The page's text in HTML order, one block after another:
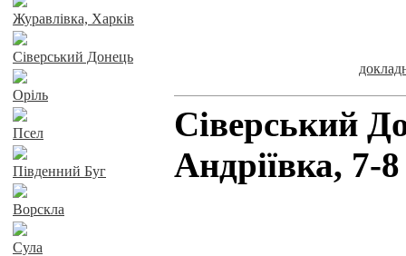
Журавлівка, Харків
Сіверський Донець
Оріль
Псел
Південний Буг
Ворскла
Сула
Сіверський
Андріївка, 7-